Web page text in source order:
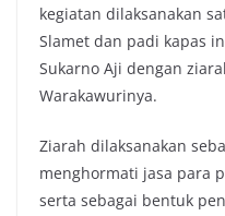
b
o
o
k
t
e
r
s
A
p
p
L
i
n
kegiatan dilaksanakan
Slamet dan padi kapas
Sukarno Aji dengan
Warakawurinya.
Ziarah dilaksanakan
menghormati jasa para
serta sebagai bentuk